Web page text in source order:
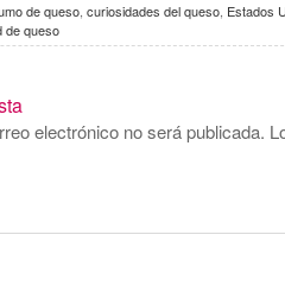
de queso curiosidades del queso Estados
de queso
electrónico no será publicada.